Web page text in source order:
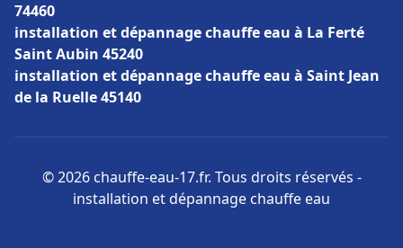
74460
installation et dépannage chauffe eau à La Ferté
Saint Aubin 45240
installation et dépannage chauffe eau à Saint Jean
de la Ruelle 45140
© 2026 chauffe-eau-17.fr. Tous droits réservés -
installation et dépannage chauffe eau